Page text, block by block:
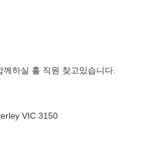
하실 홀 직원 찾고있습니다.
VIC 3150